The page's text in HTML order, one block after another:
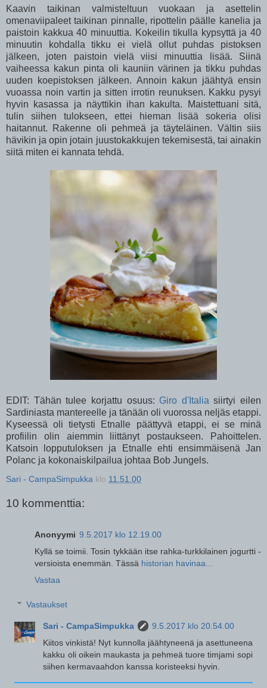
Kaavin taikinan valmisteltuun vuokaan ja asettelin
omenaviipaleet taikinan pinnalle, ripottelin päälle kanelia ja
paistoin kakkua 40 minuuttia. Kokeilin tikulla kypsyttä ja 40
minuutin kohdalla tikku ei vielä ollut puhdas pistoksen
jälkeen, joten paistoin vielä viisi minuuttia lisää. Siinä
vaiheessa kakun pinta oli kauniin värinen ja tikku puhdas
uuden koepistoksen jälkeen. Annoin kakun jäähtyä ensin
vuoassa noin vartin ja sitten irrotin reunuksen. Kakku pysyi
hyvin kasassa ja näyttikin ihan kakulta. Maistettuani sitä,
tulin siihen tulokseen, ettei hieman lisää sokeria olisi
haitannut. Rakenne oli pehmeä ja täyteläinen. Vältin siis
hävikin ja opin jotain juustokakkujen tekemisestä, tai ainakin
siitä miten ei kannata tehdä.
EDIT: Tähän tulee korjattu osuus: Giro d'Italia siirtyi eilen
Sardiniasta mantereelle ja tänään oli vuorossa neljäs etappi.
Kyseessä oli tietysti Etnalle päättyvä etappi, ei se minä
profiilin olin aiemmin liittänyt postaukseen. Pahoittelen.
Katsoin lopputuloksen ja Etnalle ehti ensimmäisenä Jan
Polanc ja kokonaiskilpailua johtaa Bob Jungels.
Sari - CampaSimpukka klo 11.51.00
10 kommenttia:
Anonyymi 9.5.2017 klo 12.19.00
Kyllä se toimii. Tosin tykkään itse rahka-turkkilainen jogurtti -
versioista enemmän. Tässä historian havinaa...
Vastaa
Vastaukset
Sari - CampaSimpukka
9.5.2017 klo 20.54.00
Kiitos vinkistä! Nyt kunnolla jäähtyneenä ja asettuneena
kakku oli oikein maukasta ja pehmeä tuore timjami sopi
siihen kermavaahdon kanssa koristeeksi hyvin.